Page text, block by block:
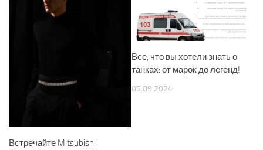
Встречайте Mitsubishi
Все, что вы хотели знать о
танках: от марок до легенд!
05.09.2024